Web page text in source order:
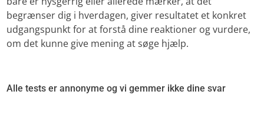
begrænser dig i hverdagen, giver resultatet et konkret
udgangspunkt for at forstå dine reaktioner og vurdere,
om det kunne give mening at søge hjælp.
Alle tests er annonyme og vi gemmer ikke dine svar